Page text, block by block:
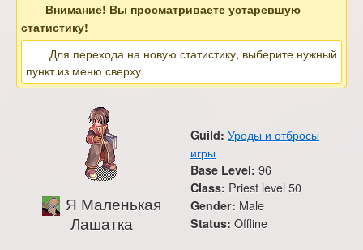
Внимание! Вы просматриваете устаревшую
статистику!
Для перехода на новую статистику, выберите нужный
пункт из меню сверху.
Я Маленькая
Лашатка
Guild: Уроды и отбросы
игры
Base Level: 96
Class: Priest level 50
Gender: Male
Status: Offline